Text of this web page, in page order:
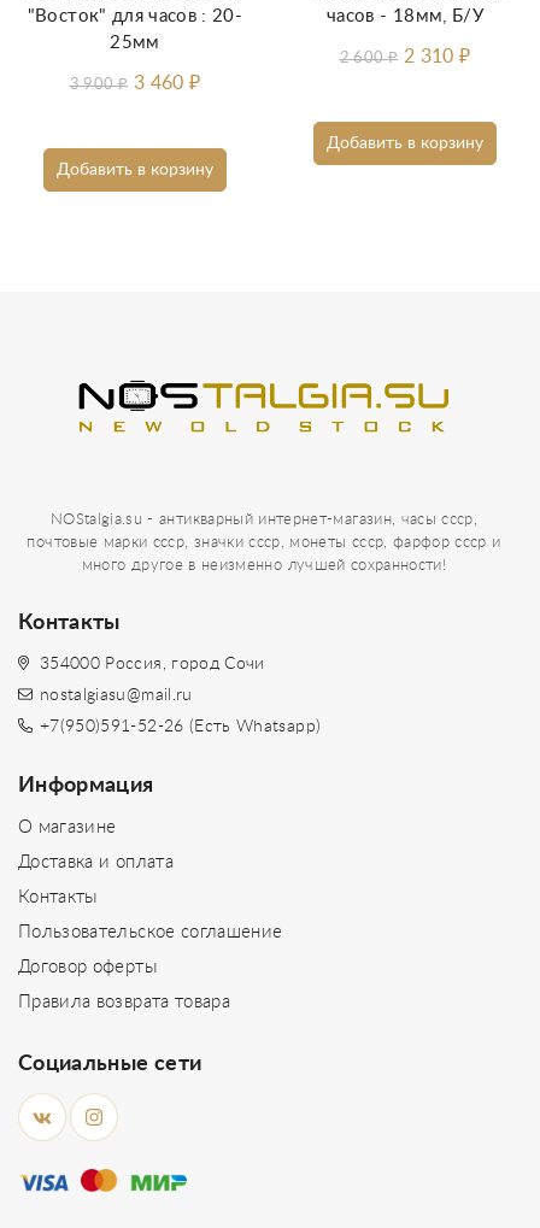
Добавить в корзину
"Восток" для часов : 20-
25мм
3 900₽ 3 460₽
Добавить в корзину
часов - 18мм, Б/У
2 600₽ 2 310₽
NOStalgia.su - антикварный интернет-магазин, часы ссср,
почтовые марки ссср, значки ссср, монеты ссср, фарфор ссср и
много другое в неизменно лучшей сохранности!
Контакты
354000 Россия, город Сочи
nostalgiasu@mail.ru
+7(950)591-52-26 (Есть Whatsapp)
Информация
О магазине
Доставка и оплата
Контакты
Пользовательское соглашение
Договор оферты
Правила возврата товара
Социальные сети